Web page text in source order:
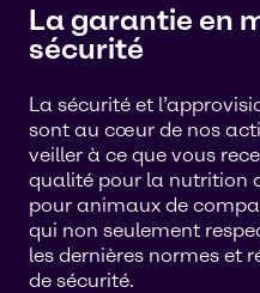
La garantie en
sécurité
La sécurité et
sont au cœur de nos
veiller à ce que vous
qualité pour la nutrition
pour animaux de
qui non seulement
les dernières normes et
de sécurité.